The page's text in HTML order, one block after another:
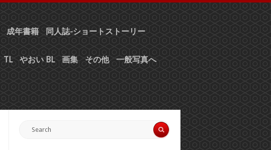
成年書籍 同人誌-ショートストーリー
TL やおい BL 画集 その他 一般写真へ